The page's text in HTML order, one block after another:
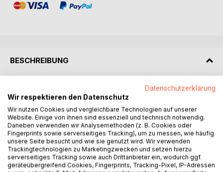
BESCHREIBUNG
Ein poetisches Liebeslied in Buchform- für kleine und
große Herzen.
Dieses Buch ist eine liebevolle Einladung, sich selbst und
anderen mit wärmenden Worten zu begegnen. Wie eine
Umarmung auf Papier schenkt es Botschaften der
Zuneigung und Hoffnung- als träumerisches (Vor-)
Leseritual oder besonderes Geschenk für
Datenschutzerklärung
Wir respektieren den Datenschutz
Wir nutzen Cookies und vergleichbare Technologien auf unserer
Website. Einige von ihnen sind essenziell und technisch notwendig.
Daneben verwenden wir Analysemethoden (z. B. Cookies oder
Fingerprints sowie serverseitiges Tracking), um zu messen, wie häufig
unsere Seite besucht und wie sie genutzt wird. Wir verwenden
Trackingtechnologien zu Marketingzwecken und setzen hierzu
serverseitiges Tracking sowie auch Drittanbieter ein, wodurch ggf.
geräteübergreifend Cookies, Fingerprints, Tracking-Pixel, IP-Adressen